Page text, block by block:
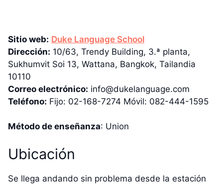
Sitio web: Duke Language School
Dirección: 10/63, Trendy Building, 3.ª planta,
Sukhumvit Soi 13, Wattana, Bangkok, Tailandia
10110
Correo electrónico: info@dukelanguage.com
Teléfono: Fijo: 02-168-7274 Móvil: 082-444-1595
Método de enseñanza: Union
Ubicación
Se llega andando sin problema desde la estación